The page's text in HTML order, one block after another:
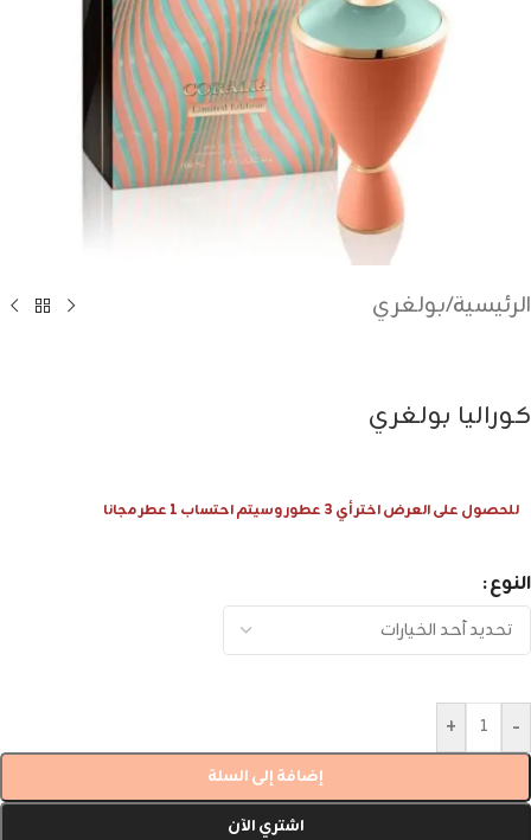
الرئيسية/بولغري
كوراليا بولغري
للحصول على العرض اختر أي 3 عطور وسيتم احتساب 1 عطر مجانا
النوع
-
+
إضافة إلى السلة
اشتري الآن